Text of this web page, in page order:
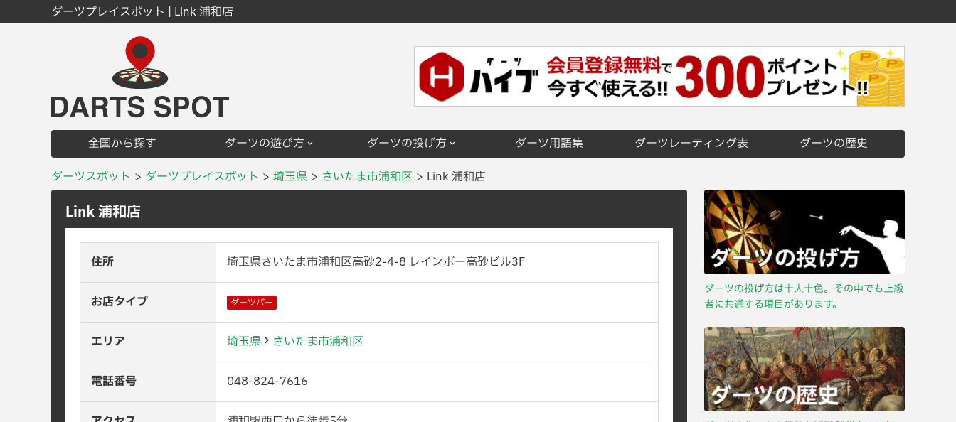
ダーツプレイスポット | Link 浦和店
全国から探す ダーツの遊び方 ダーツの投げ方 ダーツ用語集 ダーツレーティング表
ダーツの歴史
ダーツスポット
ダーツプレイスポット 埼玉県 さいたま市浦和区 Link 浦和店
Link 浦和店
住所 埼玉県さいたま市浦和区高砂2-4-8 レインボー高砂ビル3F
お店タイプ ダーツバー
エリア 埼玉県 さいたま市浦和区
電話番号 048-824-7616
ダーツの投げ方は十人十色。その中でも上級
者に共通する項目があります。